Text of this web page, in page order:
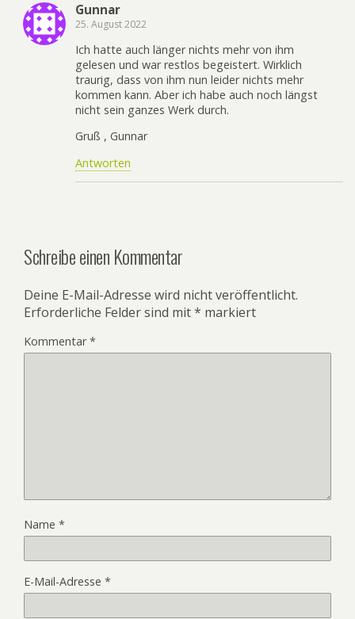
Gunnar
25. August 2022
Ich hatte auch länger nichts mehr von ihm
gelesen und war restlos begeistert. Wirklich
traurig, dass von ihm nun leider nichts mehr
kommen kann. Aber ich habe auch noch längst
nicht sein ganzes Werk durch.
Gruß , Gunnar
Antworten
Schreibe einen Kommentar
Deine E-Mail-Adresse wird nicht veröffentlicht.
Erforderliche Felder sind mit* markiert
Kommentar*
Name *
E-Mail-Adresse *